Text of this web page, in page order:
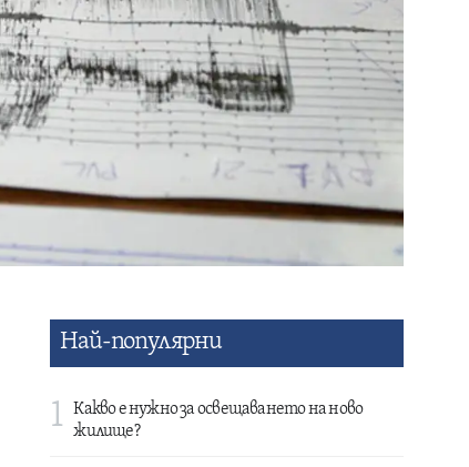
Най-популярни
1
Какво е нужно за освещаването на ново
жилище?